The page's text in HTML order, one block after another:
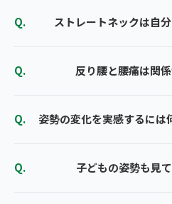
ストレートネックは自
反り腰と腰痛は関
姿勢の変化を実感するには
子どもの姿勢も見